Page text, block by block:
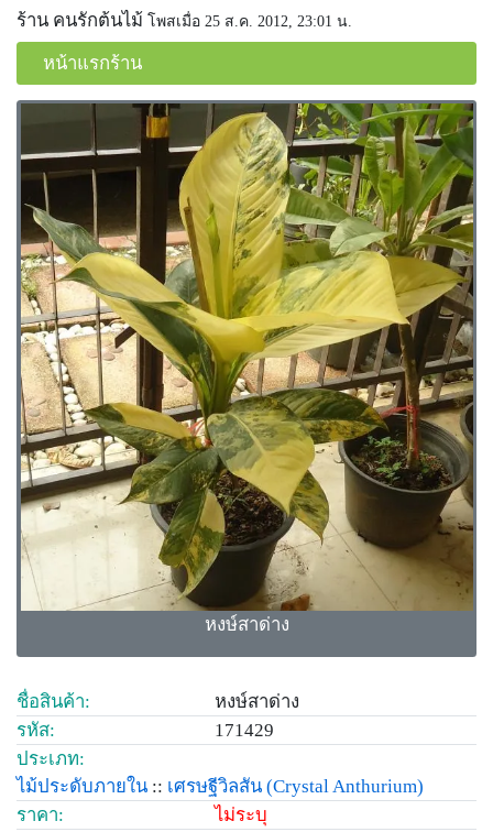
ร้าน คนรักต้นไม้ โพสเมื่อ 25 ส.ค. 2012, 23:01 น.
หน้าแรกร้าน
หงษ์สาด่าง
ชื่อสินค้า:
หงษ์สาด่าง
รหัส:
171429
ประเภท:
ไม้ประดับภายใน :: เศรษฐีวิลสัน (Crystal Anthurium)
ราคา:
ไม่ระบุ